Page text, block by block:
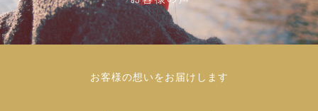
お客様の想いをお届けします